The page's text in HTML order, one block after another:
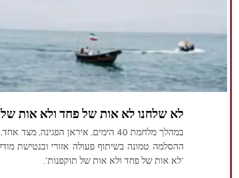
לא שלחנו לא אות של פחד ולא אות של
במהלך מלחמת 40 הימים, איראן
ההסלמה טמונה בשיתוף פעולה אזורי ובנטישת
"לא אות של פחד ולא אות של תוקפנות".